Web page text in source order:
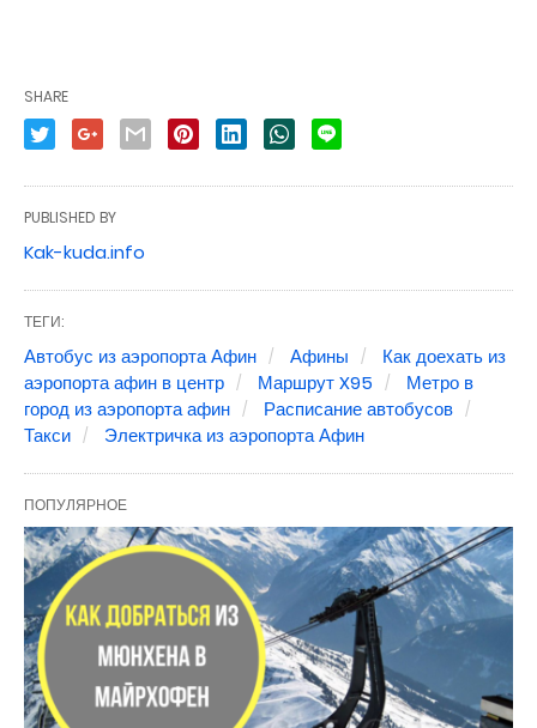
SHARE
PUBLISHED BY
Kak-kuda.info
ТЕГИ:
Автобус из аэропорта Афин Афины
Как доехать из
аэропорта афин в центр
Маршрут X95
Метро в
город из аэропорта афин
Расписание автобусов
Такси
Электричка из аэропорта Афин
ПОПУЛЯРНОЕ